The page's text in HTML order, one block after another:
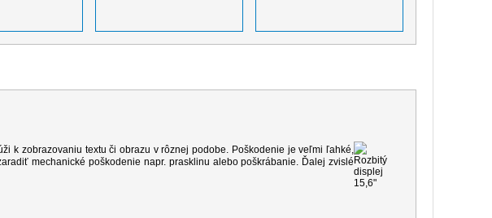
k zobrazovaniu textu či obrazu v rôznej podobe. Poškodenie je veľmi ľahké,
mechanické poškodenie napr. prasklinu alebo poškrábanie. Ďalej zvislé